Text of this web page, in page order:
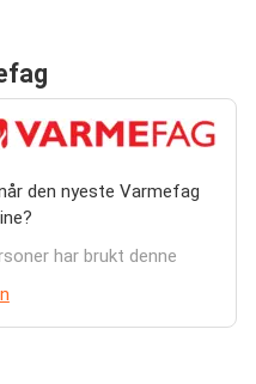
den nyeste Varmefag
har brukt denne